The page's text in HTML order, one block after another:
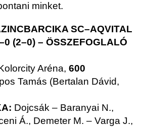
minket.
SC–AQVITAL
(2–0) – ÖSSZEFOGLALÓ
Aréna, 600
Tamás (Bertalan Dávid,
Dojcsák – Baranyai N.,
Á., Demeter M. – Varga J.,